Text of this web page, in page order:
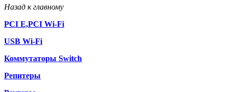
Назад к главному
PCI E,PCI Wi-Fi
USB Wi-Fi
Коммутаторы Switch
Репитеры